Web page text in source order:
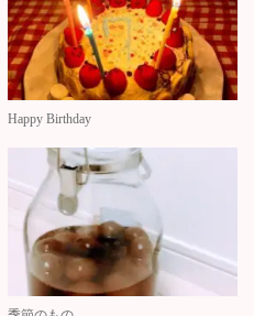
Happy Birthday